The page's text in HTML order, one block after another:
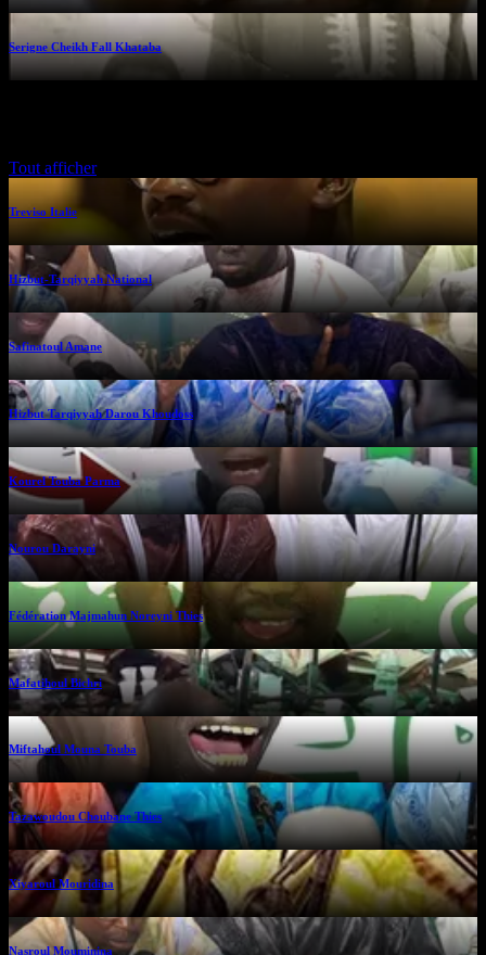
Serigne Cheikh Fall Khataba
Tout afficher
Treviso Italie
Hizbut-Tarqiyyah National
Safinatoul Amane
Hizbut Tarqiyyah Darou Khoudoss
Kourel Touba Parma
Nourou Darayni
Fédération Majmahun Noreyni Thies
Mafatihoul Bichri
Miftahoul Mouna Touba
Tazawoudou Choubane Thies
Xiyaroul Mouridina
Nasroul Mouminina